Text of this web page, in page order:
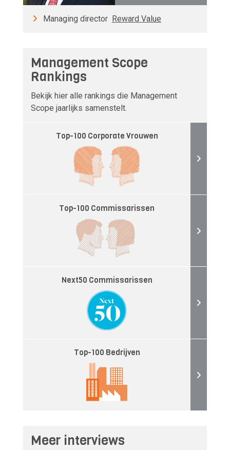
Managing director Reward Value
Management Scope
Rankings
Bekijk hier alle rankings die Management
Scope jaarlijks samenstelt.
Top-100 Corporate Vrouwen
Top-100 Commissarissen
Next50 Commissarissen
Top-100 Bedrijven
Meer interviews